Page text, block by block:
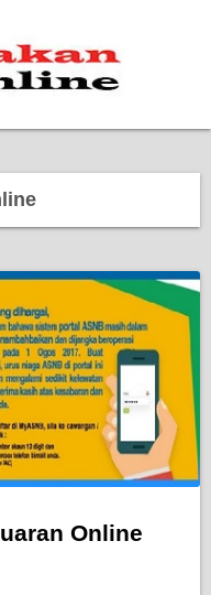
Online